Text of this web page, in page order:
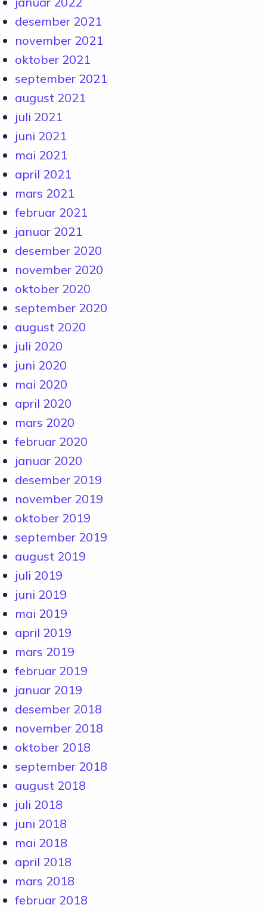
desember 2021
november 2021
oktober 2021
september 2021
august 2021
juli 2021
juni 2021
mai 2021
april 2021
mars 2021
februar 2021
januar 2021
desember 2020
november 2020
oktober 2020
september 2020
august 2020
juli 2020
juni 2020
mai 2020
april 2020
mars 2020
februar 2020
januar 2020
desember 2019
november 2019
oktober 2019
september 2019
august 2019
juli 2019
juni 2019
mai 2019
april 2019
mars 2019
februar 2019
januar 2019
desember 2018
november 2018
oktober 2018
september 2018
august 2018
juli 2018
juni 2018
mai 2018
april 2018
mars 2018
februar 2018